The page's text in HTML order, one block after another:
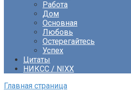
Работа
Дом
Основная
Любовь
Остерегайтесь
Успех
Цитаты
НИКСС / NIXX
Главная страница